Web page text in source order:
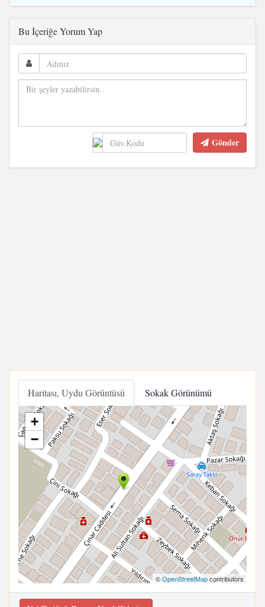
Bu İçeriğe Yorum Yap
Gönder
Haritası, Uydu Görüntüsü Sokak Görünümü
+
−
©OpenStreetMapcontributors